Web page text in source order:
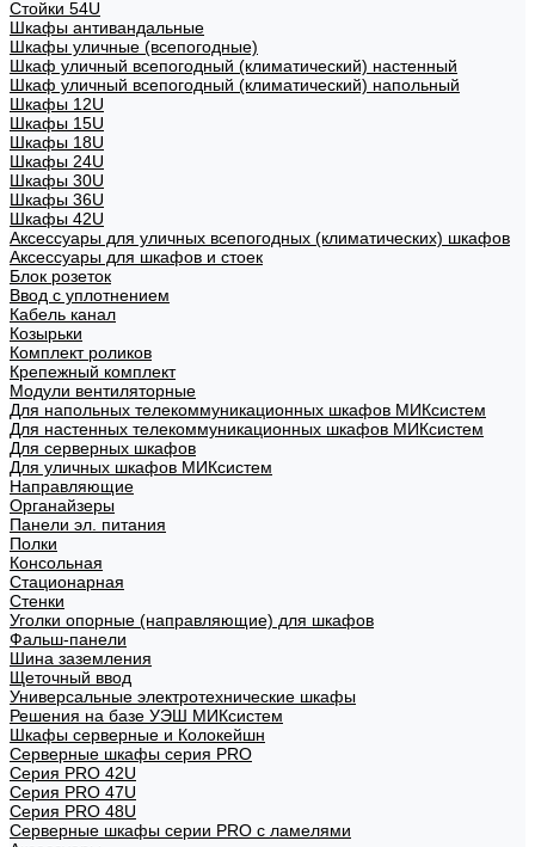
Стойки 54U
Шкафы антивандальные
Шкафы уличные (всепогодные)
Шкаф уличный всепогодный (климатический) настенный
Шкаф уличный всепогодный (климатический) напольный
Шкафы 12U
Шкафы 15U
Шкафы 18U
Шкафы 24U
Шкафы 30U
Шкафы 36U
Шкафы 42U
Аксессуары для уличных всепогодных (климатических) шкафов
Аксессуары для шкафов и стоек
Блок розеток
Ввод с уплотнением
Кабель канал
Козырьки
Комплект роликов
Крепежный комплект
Модули вентиляторные
Для напольных телекоммуникационных шкафов МИКсистем
Для настенных телекоммуникационных шкафов МИКсистем
Для серверных шкафов
Для уличных шкафов МИКсистем
Направляющие
Органайзеры
Панели эл. питания
Полки
Консольная
Стационарная
Стенки
Уголки опорные (направляющие) для шкафов
Фальш-панели
Шина заземления
Щеточный ввод
Универсальные электротехнические шкафы
Решения на базе УЭШ МИКсистем
Шкафы серверные и Колокейшн
Серверные шкафы серия PRO
Серия PRO 42U
Серия PRO 47U
Серия PRO 48U
Серверные шкафы серии PRO с ламелями